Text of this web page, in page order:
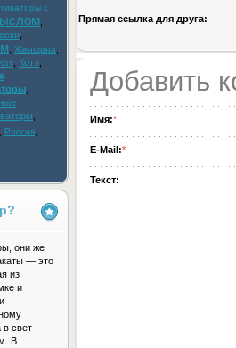
Прямая ссылка для друга:
Добавить
Имя:*
E-Mail:*
Текст:
с
Женщина
Кот Котэ
Россия
они же
— это
из
и
свет
В